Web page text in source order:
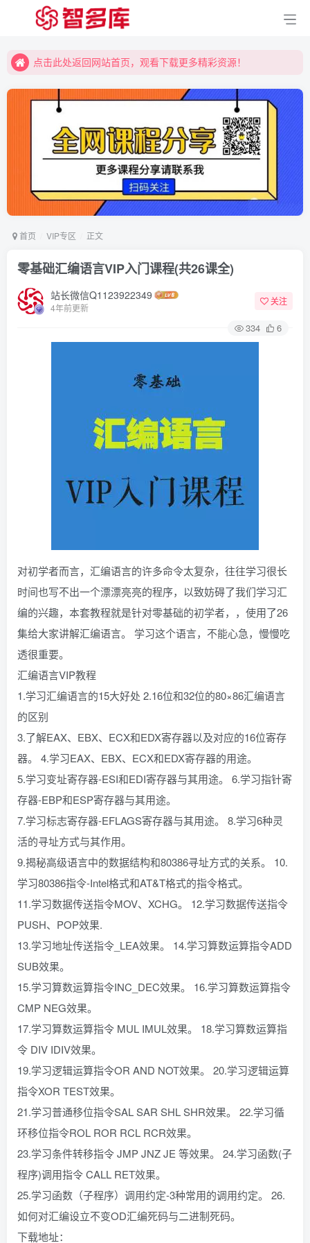
点击此处返回网站首页，观看下载更多精彩资源！
点击此处返回网站首页，观看下载更多精彩资源！
首页 VIP专区 正文
零基础汇编语言VIP入门课程(共26课全)
站长微信Q1123922349
4年前更新
关注
334 6
对初学者而言，汇编语言的许多命令太复杂，往往学习很长
时间也写不出一个漂漂亮亮的程序，以致妨碍了我们学习汇
编的兴趣，本套教程就是针对零基础的初学者，，使用了26
集给大家讲解汇编语言。 学习这个语言，不能心急，慢慢吃
透很重要。
汇编语言VIP教程
1.学习汇编语言的15大好处 2.16位和32位的80×86汇编语言
的区别
3.了解EAX、EBX、ECX和EDX寄存器以及对应的16位寄存
器。 4.学习EAX、EBX、ECX和EDX寄存器的用途。
5.学习变址寄存器-ESI和EDI寄存器与其用途。 6.学习指针寄
存器-EBP和ESP寄存器与其用途。
7.学习标志寄存器-EFLAGS寄存器与其用途。 8.学习6种灵
活的寻址方式与其作用。
9.揭秘高级语言中的数据结构和80386寻址方式的关系。 10.
学习80386指令-Intel格式和AT&T格式的指令格式。
11.学习数据传送指令MOV、XCHG。 12.学习数据传送指令
PUSH、POP效果.
13.学习地址传送指令_LEA效果。 14.学习算数运算指令ADD
SUB效果。
15.学习算数运算指令INC_DEC效果。 16.学习算数运算指令
CMP NEG效果。
17.学习算数运算指令 MUL IMUL效果。 18.学习算数运算指
令 DIV IDIV效果。
19.学习逻辑运算指令OR AND NOT效果。 20.学习逻辑运算
指令XOR TEST效果。
21.学习普通移位指令SAL SAR SHL SHR效果。 22.学习循
环移位指令ROL ROR RCL RCR效果。
23.学习条件转移指令 JMP JNZ JE 等效果。 24.学习函数(子
程序)调用指令 CALL RET效果。
25.学习函数（子程序）调用约定-3种常用的调用约定。 26.
如何对汇编设立不变OD汇编死码与二进制死码。
下载地址：